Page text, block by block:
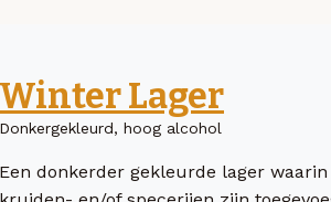
Winter Lager
Donkergekleurd, hoog alcohol
Een donkerder gekleurde lager waarin